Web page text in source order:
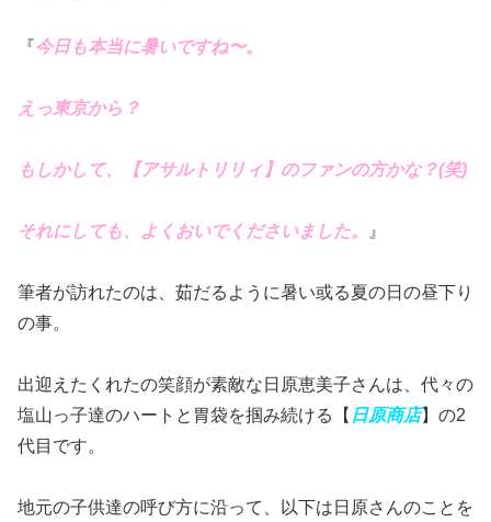
『今日も本当に暑いですね〜。
えっ東京から？
もしかして、【アサルトリリィ】のファンの方かな？(笑)
それにしても、よくおいでくださいました。 』
筆者が訪れたのは、茹だるように暑い或る夏の日の昼下り
の事。
出迎えたくれたの笑顔が素敵な日原恵美子さんは、代々の
塩山っ子達のハートと胃袋を掴み続ける【 日原商店】の2
代目です。
地元の子供達の呼び方に沿って、以下は日原さんのことを